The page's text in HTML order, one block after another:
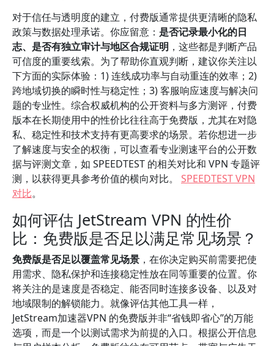
对于信任与透明度的建立，付费版通常提供更清晰的隐私
政策与数据处理承诺。你应留意： 是否记录最小化的日
志、是否有独立审计与地区合规证明 ，这些都是判断产品
可信度的重要线索。为了帮助你直观判断，建议你关注以
下方面的实际体验：1) 连线成功率与自动重连的效率；2)
跨地域切换的瞬时性与稳定性；3) 客服响应速度与解决问
题的专业性。综合权威机构的公开资料与多方测评，付费
版本在长期使用中的性价比往往高于免费版，尤其在对隐
私、稳定性和技术支持有更高要求的场景。若你想进一步
了解速度与安全的权衡，可以查看专业测速平台的公开数
据与评测文章，如 SPEEDTEST 的相关对比和 VPN 专题评
测，以获得更具参考价值的横向对比。 SPEEDTEST VPN
对比。
如何评估 JetStream VPN 的性价
比：免费版是否足以满足常见场景？
免费版是否足以覆盖常见场景 ，在你决定购买前需要把使
用需求、隐私保护和连接稳定性放在同等重要的位置。你
将关注的是速度是否稳定、能否同时连接多设备、以及对
地域限制的解锁能力。就像评估其他工具一样，
JetStream加速器VPN 的免费版并非“省钱即省心”的万能
选项，而是一个以测试需求为前提的入口。根据公开信息